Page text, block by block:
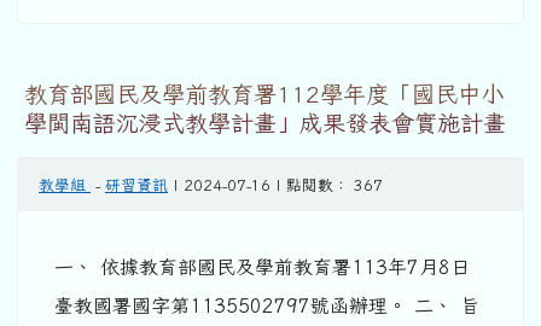
教育部國民及學前教育署112學年度「國民中小
學閩南語沉浸式教學計畫」成果發表會實施計畫
教學組 - 研習資訊 | 2024-07-16 | 點閱數： 367
一、 依據教育部國民及學前教育署113年7月8日
臺教國署國字第1135502797號函辦理。 二、 旨